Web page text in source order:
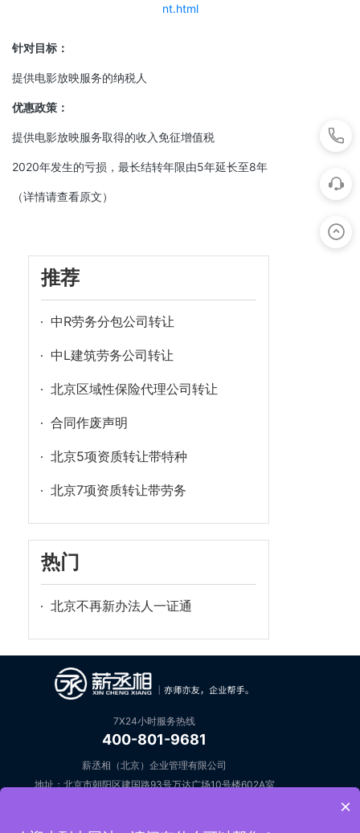
nt.html
针对目标：
提供电影放映服务的纳税人
优惠政策：
提供电影放映服务取得的收入免征增值税
2020年发生的亏损，最长结转年限由5年延长至8年
（详情请查看原文）
推荐
中R劳务分包公司转让
中L建筑劳务公司转让
北京区域性保险代理公司转让
合同作废声明
北京5项资质转让带特种
北京7项资质转让带劳务
热门
北京不再新办法人一证通
7X24小时服务热线
400-801-9681
薪丞相（北京）企业管理有限公司
地址：北京市朝阳区建国路93号万达广场10号楼602A室
在线咨询
×